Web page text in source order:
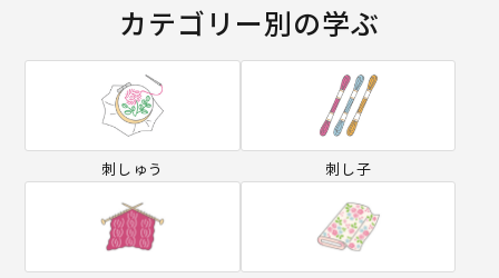
カテゴリー別の学ぶ
刺しゅう 刺し子